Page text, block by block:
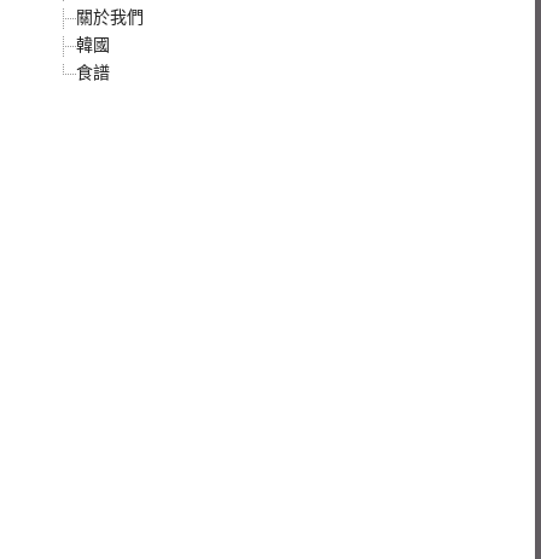
關於我們
韓國
食譜